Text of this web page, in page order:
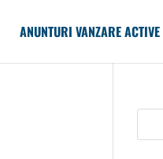
ANUNTURI VANZARE ACTIVE